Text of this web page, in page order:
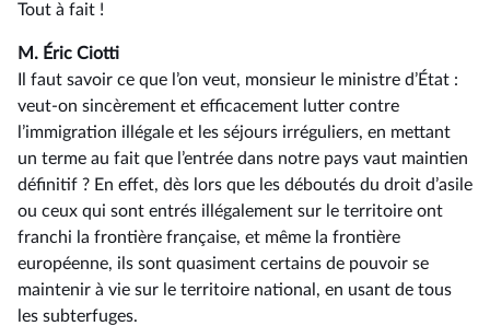
Tout à fait !
M. Éric Ciotti
Il faut savoir ce que l’on veut, monsieur le ministre d’État :
veut-on sincèrement et efficacement lutter contre
l’immigration illégale et les séjours irréguliers, en mettant
un terme au fait que l’entrée dans notre pays vaut maintien
définitif ? En effet, dès lors que les déboutés du droit d’asile
ou ceux qui sont entrés illégalement sur le territoire ont
franchi la frontière française, et même la frontière
européenne, ils sont quasiment certains de pouvoir se
maintenir à vie sur le territoire national, en usant de tous
les subterfuges.